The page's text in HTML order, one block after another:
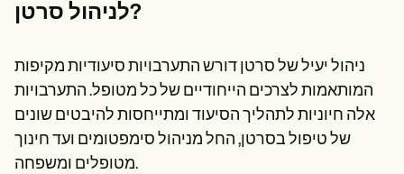
לניהול סרטן?
ניהול יעיל של סרטן דורש התערבויות סיעודיות מקיפות
המותאמות לצרכים הייחודיים של כל מטופל. התערבויות
אלה חיוניות לתהליך הסיעוד ומתייחסות להיבטים שונים
של טיפול בסרטן, החל מניהול סימפטומים ועד חינוך
מטופלים ומשפחה.